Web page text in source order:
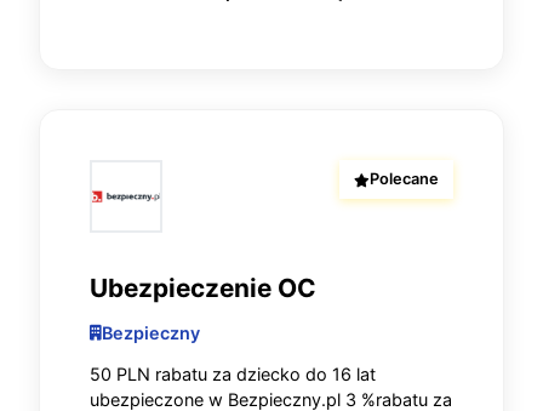
Polecane
Ubezpieczenie OC
Bezpieczny
50 PLN rabatu za dziecko do 16 lat
ubezpieczone w Bezpieczny.pl 3 %rabatu za